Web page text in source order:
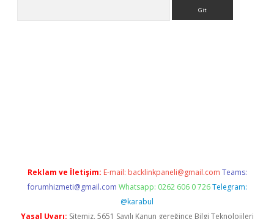
Reklam ve İletişim: E-mail: backlinkpaneli@gmail.com Teams:
forumhizmeti@gmail.com Whatsapp: 0262 606 0 726 Telegram:
@karabul
Yasal Uyarı: Sitemiz, 5651 Sayılı Kanun gereğince Bilgi Teknolojileri